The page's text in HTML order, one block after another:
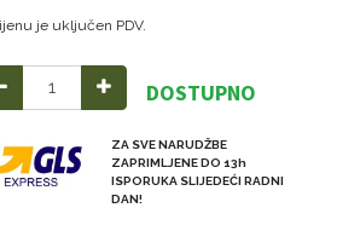
je uključen PDV.
DOSTUPNO
ZA SVE NARUDŽBE
ZAPRIMLJENE DO 13h
ISPORUKA SLIJEDEĆI RADNI
DAN!